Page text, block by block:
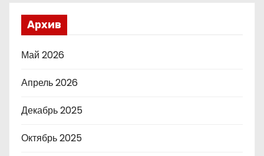
Архив
Май 2026
Апрель 2026
Декабрь 2025
Октябрь 2025